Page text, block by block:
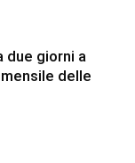
due giorni a
delle